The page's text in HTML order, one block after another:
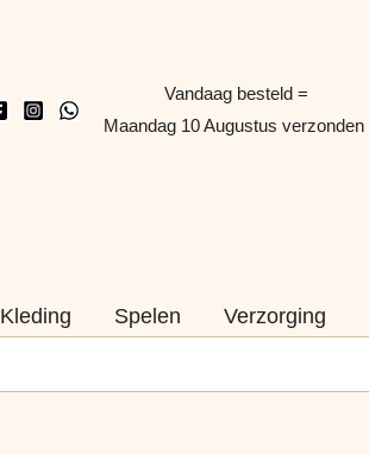
Vandaag besteld =
Maandag 10 Augustus verzonden
Kleding Spelen Verzorging